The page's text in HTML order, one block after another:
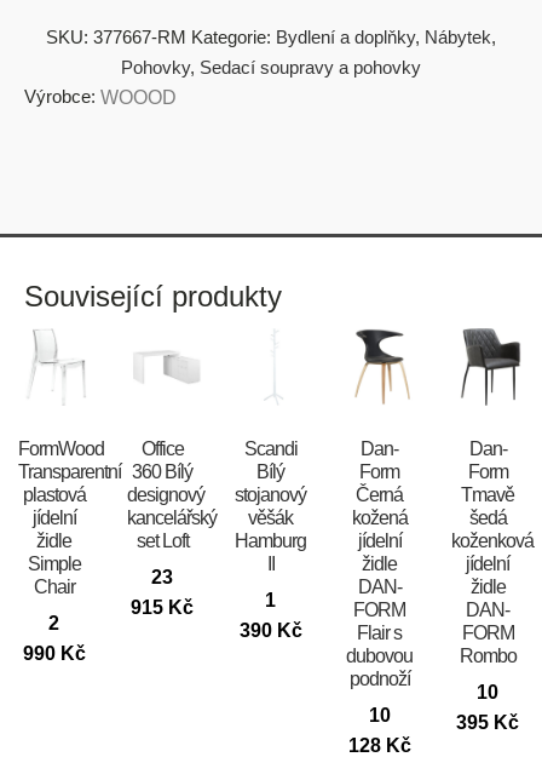
SKU: 377667-RM Kategorie: Bydlení a doplňky, Nábytek,
Pohovky, Sedací soupravy a pohovky
Výrobce: WOOOD
Související produkty
FormWood
Transparentní
plastová
jídelní
židle
Simple
Chair
2
990 Kč
Office
360 Bílý
designový
kancelářský
set Loft
23
915 Kč
Scandi
Bílý
stojanový
věšák
Hamburg
1
390 Kč
​​​​​Dan-
Form
Černá
kožená
jídelní
židle
DAN-
FORM
Flair s
dubovou
podnoží
10
128 Kč
​​​​​Dan-
Form
Tmavě
šedá
koženková
jídelní
židle
DAN-
FORM
Rombo
10
395 Kč